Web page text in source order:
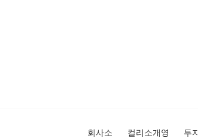
회사소
컬리소개영
투